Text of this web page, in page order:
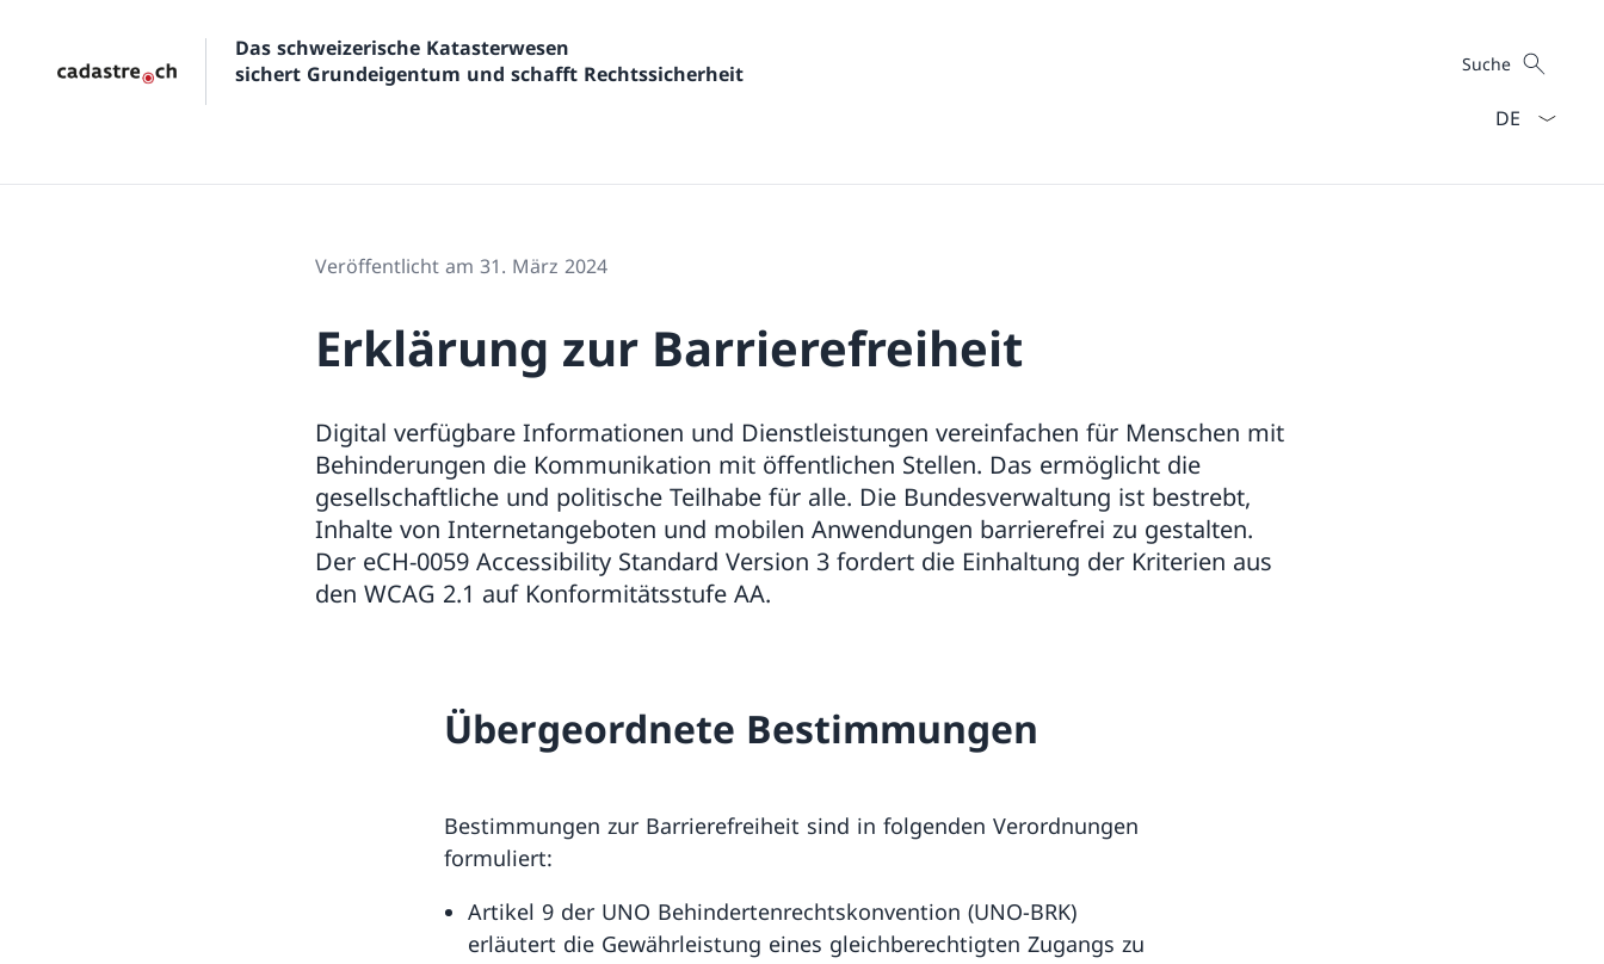
Das schweizerische Katasterwesen
sichert Grundeigentum und schafft Rechtssicherheit
Suche
Suche
Veröffentlicht am 31. März 2024
Erklärung zur Barrierefreiheit
Digital verfügbare Informationen und Dienstleistungen vereinfachen für Menschen mit
Behinderungen die Kommunikation mit öffentlichen Stellen. Das ermöglicht die
gesellschaftliche und politische Teilhabe für alle. Die Bundesverwaltung ist bestrebt,
Inhalte von Internetangeboten und mobilen Anwendungen barrierefrei zu gestalten.
Der eCH-0059 Accessibility Standard Version 3 fordert die Einhaltung der Kriterien aus
den WCAG 2.1 auf Konformitätsstufe AA.
Übergeordnete Bestimmungen
Bestimmungen zur Barrierefreiheit sind in folgenden Verordnungen
formuliert:
Artikel 9 der UNO Behindertenrechtskonvention (UNO-BRK)
erläutert die Gewährleistung eines gleichberechtigten Zugangs zu